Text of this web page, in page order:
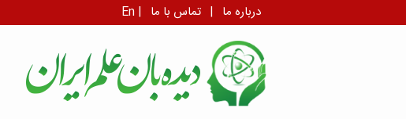
En | درباره ما | تماس با ما